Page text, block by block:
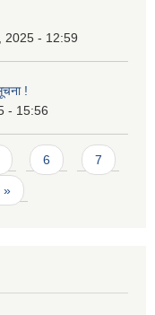
2025 - 12:59
!
- 15:56
6 7
»